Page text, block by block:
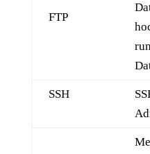
FTP
SSH